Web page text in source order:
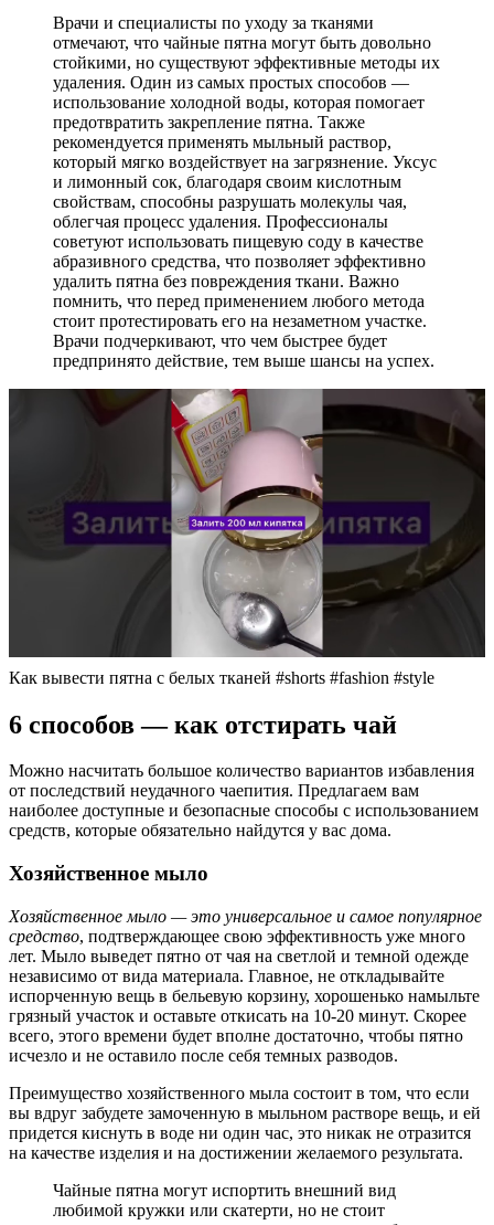
Врачи и специалисты по уходу за тканями
отмечают, что чайные пятна могут быть довольно
стойкими, но существуют эффективные методы их
удаления. Один из самых простых способов —
использование холодной воды, которая помогает
предотвратить закрепление пятна. Также
рекомендуется применять мыльный раствор,
который мягко воздействует на загрязнение. Уксус
и лимонный сок, благодаря своим кислотным
свойствам, способны разрушать молекулы чая,
облегчая процесс удаления. Профессионалы
советуют использовать пищевую соду в качестве
абразивного средства, что позволяет эффективно
удалить пятна без повреждения ткани. Важно
помнить, что перед применением любого метода
стоит протестировать его на незаметном участке.
Врачи подчеркивают, что чем быстрее будет
предпринято действие, тем выше шансы на успех.
Как вывести пятна с белых тканей #shorts #fashion #style
6 способов — как отстирать чай
Можно насчитать большое количество вариантов избавления
от последствий неудачного чаепития. Предлагаем вам
наиболее доступные и безопасные способы с использованием
средств, которые обязательно найдутся у вас дома.
Хозяйственное мыло
Хозяйственное мыло — это универсальное и самое популярное
средство, подтверждающее свою эффективность уже много
лет. Мыло выведет пятно от чая на светлой и темной одежде
независимо от вида материала. Главное, не откладывайте
испорченную вещь в бельевую корзину, хорошенько намыльте
грязный участок и оставьте откисать на 10-20 минут. Скорее
всего, этого времени будет вполне достаточно, чтобы пятно
исчезло и не оставило после себя темных разводов.
Преимущество хозяйственного мыла состоит в том, что если
вы вдруг забудете замоченную в мыльном растворе вещь, и ей
придется киснуть в воде ни один час, это никак не отразится
на качестве изделия и на достижении желаемого результата.
Чайные пятна могут испортить внешний вид
любимой кружки или скатерти, но не стоит